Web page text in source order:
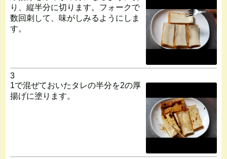
り、縦半分に切ります。フォークで
数回刺して、味がしみるようにしま
す。
3
1で混ぜておいたタレの半分を2の厚
揚げに塗ります。